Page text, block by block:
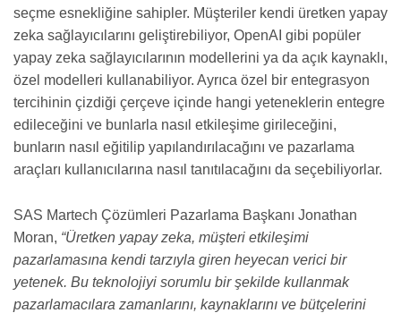
seçme esnekliğine sahipler. Müşteriler kendi üretken yapay
zeka sağlayıcılarını geliştirebiliyor, OpenAI gibi popüler
yapay zeka sağlayıcılarının modellerini ya da açık kaynaklı,
özel modelleri kullanabiliyor. Ayrıca özel bir entegrasyon
tercihinin çizdiği çerçeve içinde hangi yeteneklerin entegre
edileceğini ve bunlarla nasıl etkileşime girileceğini,
bunların nasıl eğitilip yapılandırılacağını ve pazarlama
araçları kullanıcılarına nasıl tanıtılacağını da seçebiliyorlar.
SAS Martech Çözümleri Pazarlama Başkanı Jonathan
Moran, “Üretken yapay zeka, müşteri etkileşimi
pazarlamasına kendi tarzıyla giren heyecan verici bir
yetenek. Bu teknolojiyi sorumlu bir şekilde kullanmak
pazarlamacılara zamanlarını, kaynaklarını ve bütçelerini